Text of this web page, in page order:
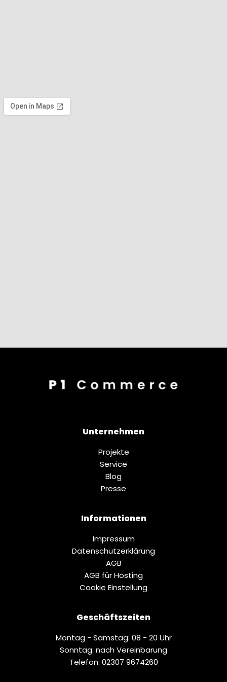
Unternehmen
Projekte
Service
Blog
Presse
Informationen
Impressum
Datenschutz­erklärung
AGB
AGB für Hosting
Cookie Einstellung
Geschäftszeiten
Montag - Samstag: 08 - 20 Uhr
Sonntag: nach Vereinbarung
Telefon: 02307 9674260